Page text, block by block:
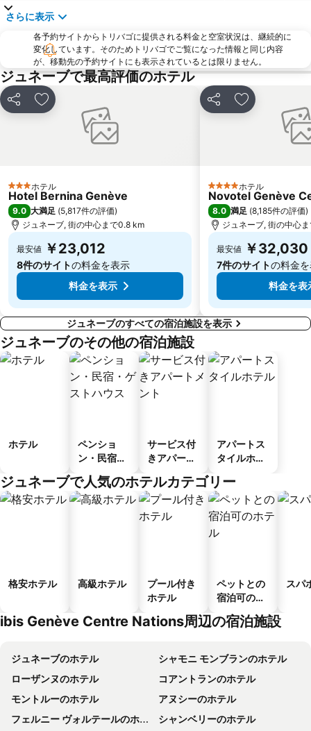
さらに表示
各予約サイトからトリバゴに提供される料金と空室状況は、継続的に
変化しています。そのためトリバゴでご覧になった情報と同じ内容
が、移動先の予約サイトにも表示されているとは限りません。
ジュネーブで最高評価のホテル
シェア お気に入りに追加
3 ホテルのランク
ホテル
Hotel Bernina Genève
9.0 大満足 (5,817件の評価)
ジュネーブ, 街の中心まで0.8 km
最安値 ￥23,012
8件のサイトの料金を表示
料金を表示
シェア お気に入りに
4 ホテルのランク
ホテル
Novotel Genève
8.0 満足 (8,185件の評価)
ジュネーブ, 街の中心
最安値 ￥32,030
7件のサイトの料金
料金を表
ジュネーブのすべての宿泊施設を表示
ジュネーブのその他の宿泊施設
ホテル
ペンショ
ン・民宿・
ス
サービス付
きアパート
アパートス
タイルホテ
ジュネーブで人気のホテルカテゴリー
格安ホテル 高級ホテル
プール付き
ホテル
ペットとの
宿泊可のホ
テル
スパ
ibis Genève Centre Nations周辺の宿泊施設
ジュネーブのホテル
シャモニ モンブランのホテル
ローザンヌのホテル
コアントランのホテル
モントルーのホテル
アヌシーのホテル
フェルニー ヴォルテールのホテル
シャンベリーのホテル